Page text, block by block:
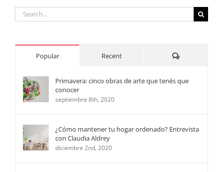
Search
for:
Popular Recent Comments
Primavera: cinco obras de arte que tenés que
conocer
septiembre 8th, 2020
¿Cómo mantener tu hogar ordenado? Entrevista
con Claudia Aldrey
diciembre 2nd, 2020